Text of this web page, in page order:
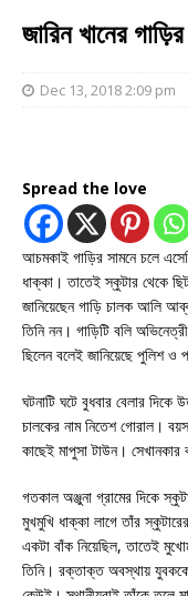
জারিন খানের
Dec 13, 2018 2:09 pm
Spread the love
আচমকাই গাড়ির সামনে চলে
ধাক্কা। তাতেই স্কুটার থেকে
জানিয়েছেন গাড়ি চালক আলি
তিনি নন। গাড়িটি বলি
ছিলেন বলেই জানিয়েছে পুলিশ ও
ঘটনাটি ঘটে বুধবার বেলার
চালকের নাম নিতেশ গোরাল।
কাছেই মাপুসা টাউন। সেখানকার
গতকাল অঞ্জুনা গ্রামের দিকে
মুখমুখি ধাক্কা লাগে তাঁর
একটা বাঁক নিয়েছিল, তাতেই
তিনি। রক্তাক্ত অবস্থায়